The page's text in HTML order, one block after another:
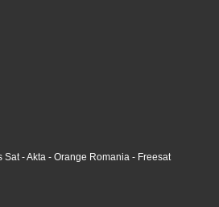
Sat- Akta - Orange Romania - Freesat